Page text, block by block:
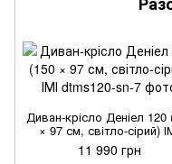
Диван-крісло Деніел 120
× 97 см, світло-сірий)
11 990 грн